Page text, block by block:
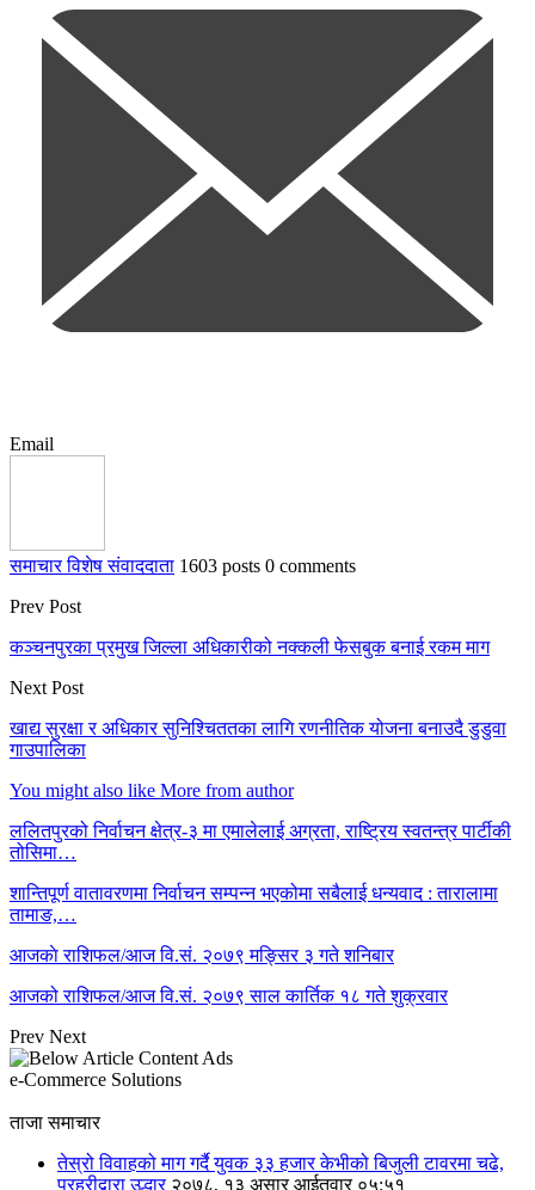
Email
समाचार विशेष संवाददाता 1603 posts 0 comments
Prev Post
कञ्चनपुरका प्रमुख जिल्ला अधिकारीको नक्कली फेसबुक बनाई रकम माग
Next Post
खाद्य सुरक्षा र अधिकार सुनिश्चिततका लागि रणनीतिक योजना बनाउदै डुडुवा
गाउपालिका
You might also like More from author
ललितपुरको निर्वाचन क्षेत्र-३ मा एमालेलाई अग्रता, राष्ट्रिय स्वतन्त्र पार्टीकी
तोसिमा…
शान्तिपूर्ण वातावरणमा निर्वाचन सम्पन्न भएकोमा सबैलाई धन्यवाद : तारालामा
तामाङ,…
आजकाे राशिफल/आज वि.सं. २०७९ मङ्सिर ३ गते शनिबार
आजको राशिफल/आज वि.सं. २०७९ साल कार्तिक १८ गते शुक्रवार
Prev Next
e-Commerce Solutions
ताजा समाचार
तेस्रो विवाहको माग गर्दै युवक ३३ हजार केभीको बिजुली टावरमा चढे,
प्रहरीद्वारा उद्धार २०७८, १३ असार आईतवार ०५:५१